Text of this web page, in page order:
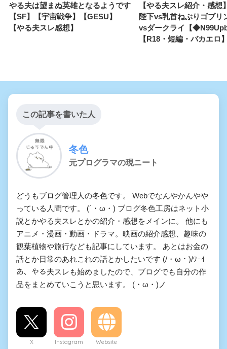
やる夫は望まぬ英雄となるようです
【SF】【宇宙戦争】【GESU】
【やる夫スレ感想】
【やる夫スレ紹介・感想
陛下vs乳首ねぶりゴブリ
vsダークライ【
【R18・短編・バカエロ
この記事を書いた人
冬色
元プログラマの現ニート
どうもブログ管理人の冬色です。 Webでなんやかんやや
っている人間です。 (´・ω・) ブログ冬色工房はネット小
説とかやる夫スレとかの紹介・感想をメインに。 他にも
アニメ・漫画・動画・ドラマ。映画の紹介感想、趣味の
観葉植物や旅行なども記事にしています。 あとはお金の
話とか日常のあれこれの話とかしたいです (/・ω・)/ﾜｰｲ
あ、やる夫スレも始めましたので、ブログでも自分の作
品をまとめていこうと思います。 (・ω・)ノ
X Instagram Website